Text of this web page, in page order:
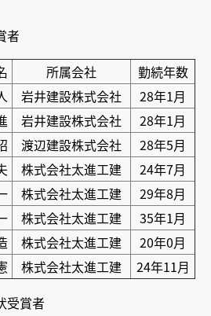
者
所属会社
勤続年数
岩井建設株式会社
28年1月
岩井建設株式会社
28年1月
渡辺建設株式会社
28年5月
株式会社太進工建
24年7月
株式会社太進工建
29年8月
株式会社太進工建
35年1月
株式会社太進工建
20年0月
株式会社太進工建
24年11月
受賞者